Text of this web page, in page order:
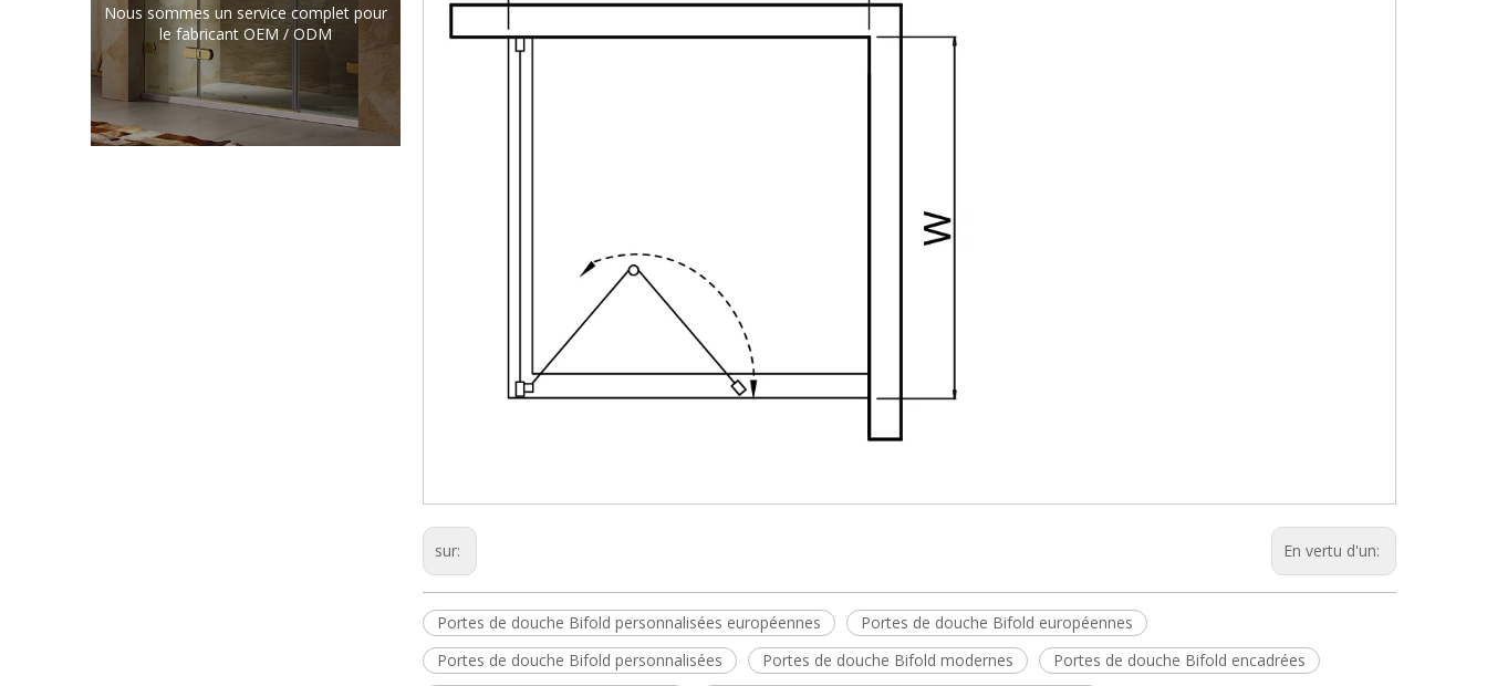
Nous sommes un service complet pour
le fabricant OEM / ODM
sur: En vertu d'un:
Portes de douche Bifold personnalisées européennes
Portes de douche Bifold européennes
Portes de douche Bifold personnalisées
Portes de douche Bifold modernes
Portes de douche Bifold encadrées